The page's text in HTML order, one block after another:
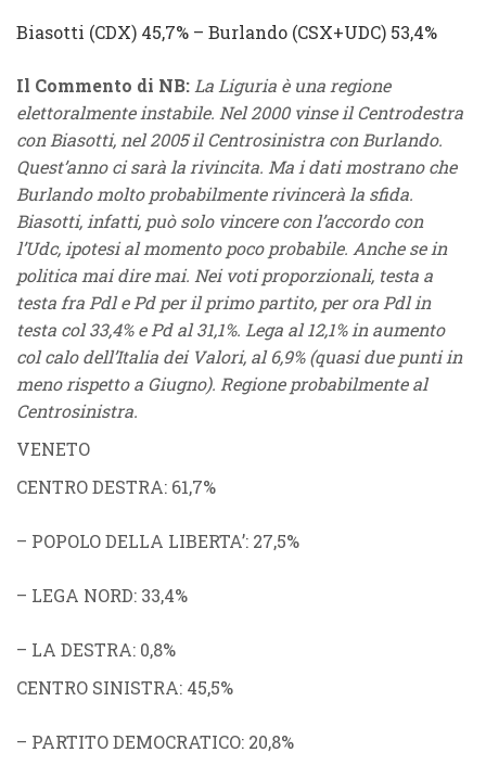
Biasotti (CDX) 45,7% – Burlando (CSX+UDC) 53,4%
Il Commento di NB: La Liguria è una regione
elettoralmente instabile. Nel 2000 vinse il Centrodestra
con Biasotti, nel 2005 il Centrosinistra con Burlando.
Quest’anno ci sarà la rivincita. Ma i dati mostrano che
Burlando molto probabilmente rivincerà la sfida.
Biasotti, infatti, può solo vincere con l’accordo con
l’Udc, ipotesi al momento poco probabile. Anche se in
politica mai dire mai. Nei voti proporzionali, testa a
testa fra Pdl e Pd per il primo partito, per ora Pdl in
testa col 33,4% e Pd al 31,1%. Lega al 12,1% in aumento
col calo dell’Italia dei Valori, al 6,9% (quasi due punti in
meno rispetto a Giugno). Regione probabilmente al
Centrosinistra.
VENETO
CENTRO DESTRA: 61,7%
– POPOLO DELLA LIBERTA’: 27,5%
– LEGA NORD: 33,4%
– LA DESTRA: 0,8%
CENTRO SINISTRA: 45,5%
– PARTITO DEMOCRATICO: 20,8%